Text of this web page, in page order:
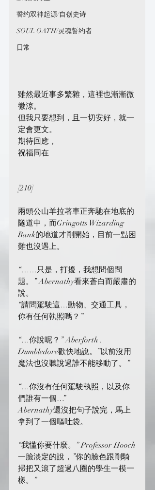
誓约双神起源/自创史诗
SOUL OATH/灵魂誓约者
日常
雖然最近事多繁雜，這裡也漸漸微
微涼。
但我只要想到，且一切安好，就一
定會更文。
期待回應，
祝福同在
[210]
兩頭公山羊拉著車正奔馳在地底的
隧道中，而Gringotts Wizarding
Bank的地道才剛開始，目前一點困
難也沒遇上。
“……只是，打擾，我想問個問
題。” Abernathy看來蒼白而嚴肅的
說。
“請問駕駛這…動物、交通工具，
你有任何執照嗎？”
“…你說呢？” Aberforth .
Dumbledore歡快地說。”以前沒用
魔法也沒聽說過誰不能移動了。”
“…你沒有任何駕駛執照，以及你
們誰有一個…”
Abernathy還沒把句子說完，馬上
拿到了一個嘔吐袋。
“我懂你要什麼。” Professor Hooch
一臉淡定的說，”你的臉色跟剛騎
掃把又滾了超過八圈的學生一模一
樣。”